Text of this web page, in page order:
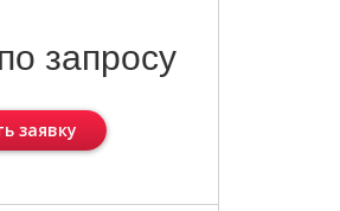
запросу
заявку